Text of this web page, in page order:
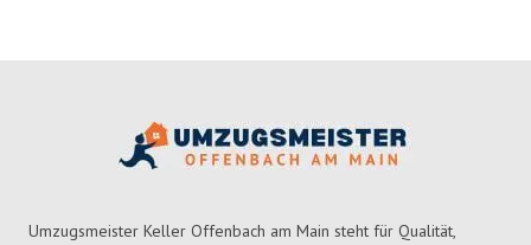
Umzugsmeister Keller Offenbach am Main steht für Qualität,